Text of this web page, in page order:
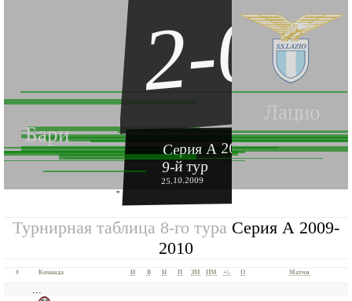
Бари
Лацио
2-0
Серия А 2009-2010
9-й тур
25.10.2009
''
Турнирная таблица 8-го тура Серия А 2009-
2010
# Команда И В Н П ЗМ ПМ +|- О Матчи